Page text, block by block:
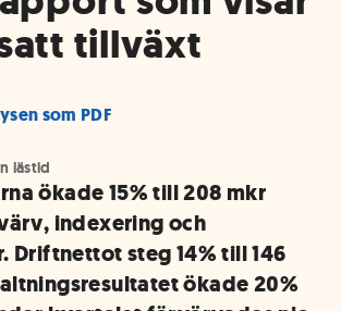
tillväxt
som PDF
lästid
ökade 15% till 208 mkr
indexering och
Driftnettot steg 14% till 146
ökade 20%